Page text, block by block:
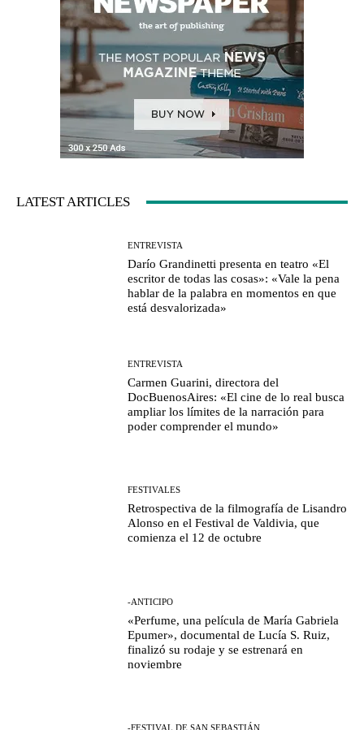
LATEST ARTICLES
ENTREVISTA
Darío Grandinetti presenta en teatro «El
escritor de todas las cosas»: «Vale la pena
hablar de la palabra en momentos en que
está desvalorizada»
ENTREVISTA
Carmen Guarini, directora del
DocBuenosAires: «El cine de lo real busca
ampliar los límites de la narración para
poder comprender el mundo»
FESTIVALES
Retrospectiva de la filmografía de Lisandro
Alonso en el Festival de Valdivia, que
comienza el 12 de octubre
-ANTICIPO
«Perfume, una película de María Gabriela
Epumer», documental de Lucía S. Ruiz,
finalizó su rodaje y se estrenará en
noviembre
-FESTIVAL DE SAN SEBASTIÁN